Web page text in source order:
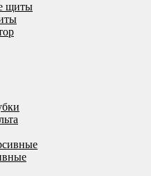
щиты